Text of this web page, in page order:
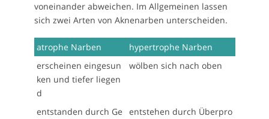
voneinander abweichen. Im Allgemeinen lassen
sich zwei Arten von Aknenarben unterscheiden.
atrophe Narben
hypertrophe Narben
erscheinen eingesun
ken und tiefer liegen
d
wölben sich nach oben
entstanden durch Ge
entstehen durch Überpro